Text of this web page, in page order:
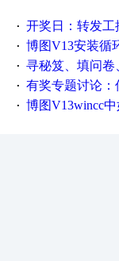
· 开奖日：转发工控速派
· 博图V13安装循环重启
· 寻秘笈、填问卷
· 有奖专题讨论：伺服选择
· 博图V13wincc中如何